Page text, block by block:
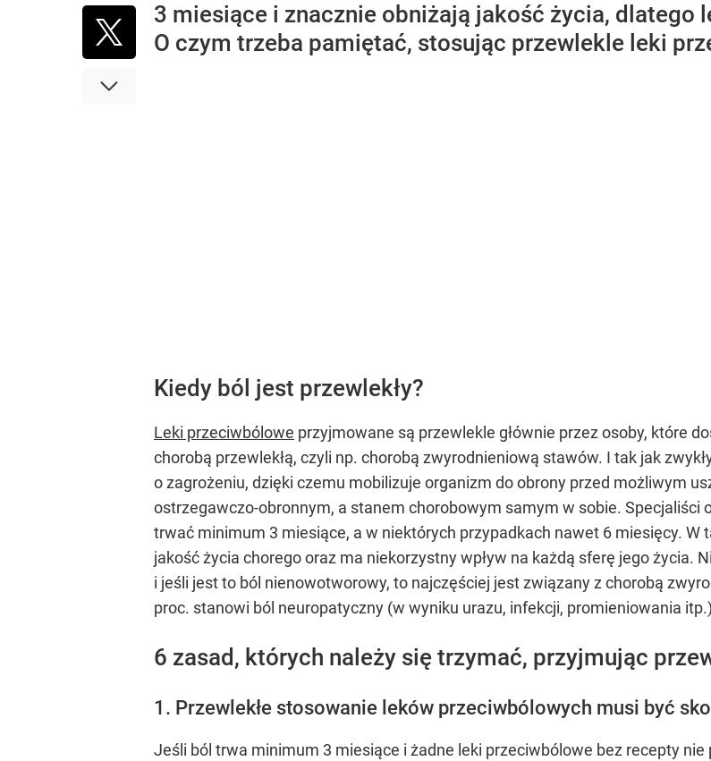
3 miesiące i znacznie obniżają jakość życia, dlatego
O czym trzeba pamiętać, stosując przewlekle leki
Kiedy ból jest przewlekły?
Leki przeciwbólowe przyjmowane są przewlekle głównie przez osoby, które
chorobą przewlekłą, czyli np. chorobą zwyrodnieniową stawów. I tak jak
o zagrożeniu, dzięki czemu mobilizuje organizm do obrony przed możliwym
ostrzegawczo-obronnym, a stanem chorobowym samym w sobie.
trwać minimum 3 miesiące, a w niektórych przypadkach nawet 6 miesięcy. W
jakość życia chorego oraz ma niekorzystny wpływ na każdą sferę jego życia.
i jeśli jest to ból nienowotworowy, to najczęściej jest związany z chorobą
proc. stanowi ból neuropatyczny (w wyniku urazu, infekcji, promieniowania
6 zasad, których należy się trzymać, przyjmując
1. Przewlekłe stosowanie leków przeciwbólowych musi być
Jeśli ból trwa minimum 3 miesiące i żadne leki przeciwbólowe bez recepty nie